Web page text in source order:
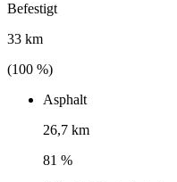
Befestigt
33 km
(100 %)
Asphalt
26,7 km
81 %